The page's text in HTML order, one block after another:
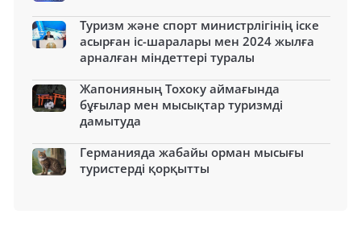
Туризм және спорт министрлігінің іске
асырған іс-шаралары мен 2024 жылға
арналған міндеттері туралы
Жапонияның Тохоку аймағында
бұғылар мен мысықтар туризмді
дамытуда
Германияда жабайы орман мысығы
туристерді қорқытты